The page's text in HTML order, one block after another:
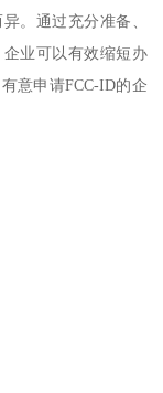
。通过充分准备、
业可以有效缩短办
意申请FCC-ID的企